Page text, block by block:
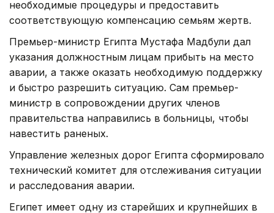
необходимые процедуры и предоставить
соответствующую компенсацию семьям жертв.
Премьер-министр Египта Мустафа Мадбули дал
указания должностным лицам прибыть на место
аварии, а также оказать необходимую поддержку
и быстро разрешить ситуацию. Сам премьер-
министр в сопровождении других членов
правительства направились в больницы, чтобы
навестить раненых.
Управление железных дорог Египта сформировало
технический комитет для отслеживания ситуации
и расследования аварии.
Египет имеет одну из старейших и крупнейших в